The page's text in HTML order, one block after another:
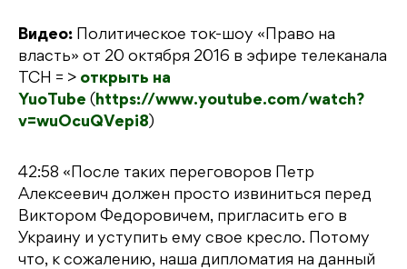
Видео: Политическое ток-шоу «Право на
власть» от 20 октября 2016 в эфире телеканала
ТСН = > открыть на
YuoTube ( https://www.youtube.com/watch?
v=wuOcuQVepi8)
42:58 «После таких переговоров Петр
Алексеевич должен просто извиниться перед
Виктором Федоровичем, пригласить его в
Украину и уступить ему свое кресло. Потому
что, к сожалению, наша дипломатия на данный